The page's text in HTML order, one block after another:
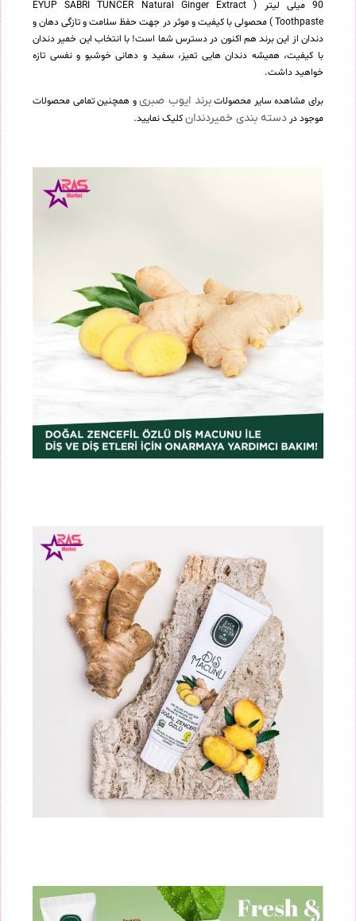
90 میلی لیتر ( EYÜP SABRİ TUNCER Natural Ginger Extract
Toothpaste ) محصولی با کیفیت و موثر در جهت حفظ سلامت و تازگی دهان و
دندان از این برند هم اکنون در دسترس شما است! با انتخاب این خمیر دندان
با کیفیت، همیشه دندان هایی تمیز، سفید و دهانی خوشبو و نفسی تازه
خواهید داشت.
برای مشاهده سایر محصولاتبرند ایوب صبریو همچنین تمامی محصولات
موجود در دسته بندی خمیردندانکلیک نمایید.